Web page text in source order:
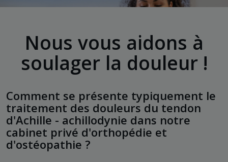
Nous vous aidons à
soulager la douleur !
Comment se présente typiquement le
traitement des douleurs du tendon
d'Achille - achillodynie dans notre
cabinet privé d'orthopédie et
d'ostéopathie ?